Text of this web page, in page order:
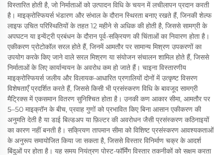
विस्तारित होती है, जो निर्माताओं को उत्पादन विधि के चयन में लचीलापन प्रदान करती
है। माइक्रोस्फियर्स भंडारण और संभाल के दौरान स्थिरता बनाए रखते हैं, जिनकी शेल्फ
लाइफ उचित परिस्थितियों के तहत 12 महीने से अधिक की होती है, जिससे सामग्री के
अपघटन या इन्वेंट्री प्रबंधन के दौरान पूर्व-सक्रियण की चिंताओं का निवारण होता है।
एकीकरण प्रोटोकॉल सरल होते हैं, जिनमें आमतौर पर सामान्य मिश्रण उपकरणों का
उपयोग करके किए जाने वाले सरल मिश्रण या संयोजन संचालन शामिल होते हैं, जिससे
निर्माताओं के लिए कार्यान्वयन के अवरोध कम हो जाते हैं। चाइना विस्तारणीय
माइक्रोस्फियर्स जलीय और विलायक-आधारित प्रणालियों दोनों में उत्कृष्ट विसरण
विशेषताएँ प्रदर्शित करते हैं, जिससे किसी भी प्रसंस्करण विधि के बावजूद सामग्री
मैट्रिक्स में एकसमान वितरण सुनिश्चित होता है। उनकी कण आकार सीमा, आमतौर पर
5–50 माइक्रॉन के बीच, प्रवाह गुणों को प्रभावित किए बिना आसान एकीकरण की
अनुमति देती है या डाई बिल्डअप या फ़िल्टर की अवरोधन जैसी प्रसंस्करण कठिनाइयों
का कारण नहीं बनती है। सक्रियण तापमान सीमा को विशिष्ट प्रसंस्करण आवश्यकताओं
के अनुरूप समायोजित किया जा सकता है, जिससे विस्तार विनिर्माण चक्र के आदर्श
बिंदुओं पर होता है। यह समय नियंत्रण पोस्ट-फॉर्मिंग विस्तार तकनीकों को सक्षम करता